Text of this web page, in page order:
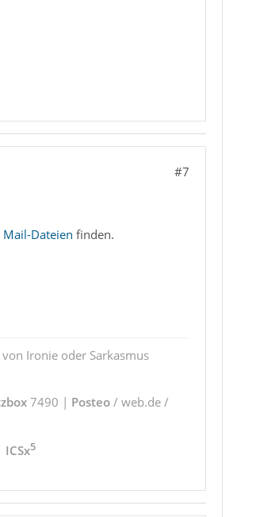
#7
Mail-Dateien finden.
Ironie oder Sarkasmus
7490 | Posteo/ web.de /
5